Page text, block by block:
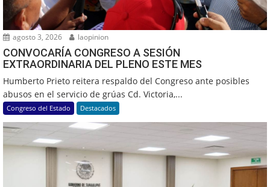
agosto 3, 2026 laopinion
CONVOCARÍA CONGRESO A SESIÓN
EXTRAORDINARIA DEL PLENO ESTE MES
Humberto Prieto reitera respaldo del Congreso ante posibles
abusos en el servicio de grúas Cd. Victoria,...
Congreso del Estado Destacados